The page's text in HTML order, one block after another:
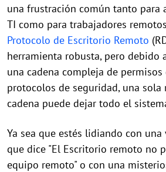
una frustración común tanto para
TI como para trabajadores
Protocolo de Escritorio Remoto
herramienta robusta, pero debido
una cadena compleja de permisos
protocolos de seguridad, una sola
cadena puede dejar todo el
Ya sea que estés lidiando con
que dice "El Escritorio remoto no
equipo remoto" o con una